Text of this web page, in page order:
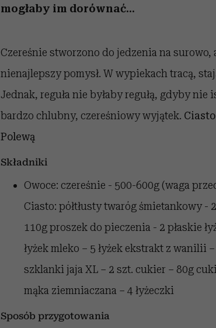
mogłaby im dorównać...
Czereśnie stworzono do jedzenia na surowo,
nienajlepszy pomysł. W wypiekach tracą,
Jednak, reguła nie byłaby regułą, gdyby nie
bardzo chlubny, czereśniowy wyjątek.
Polewą
Składniki
Owoce: czereśnie - 500-600g (waga
Ciasto: półtłusty twaróg śmietankowy -
110g proszek do pieczenia - 2 płaskie
łyżek mleko – 5 łyżek ekstrakt z wanilii
szklanki jaja XL – 2 szt. cukier – 80g
mąka ziemniaczana – 4 łyżeczki
Sposób przygotowania